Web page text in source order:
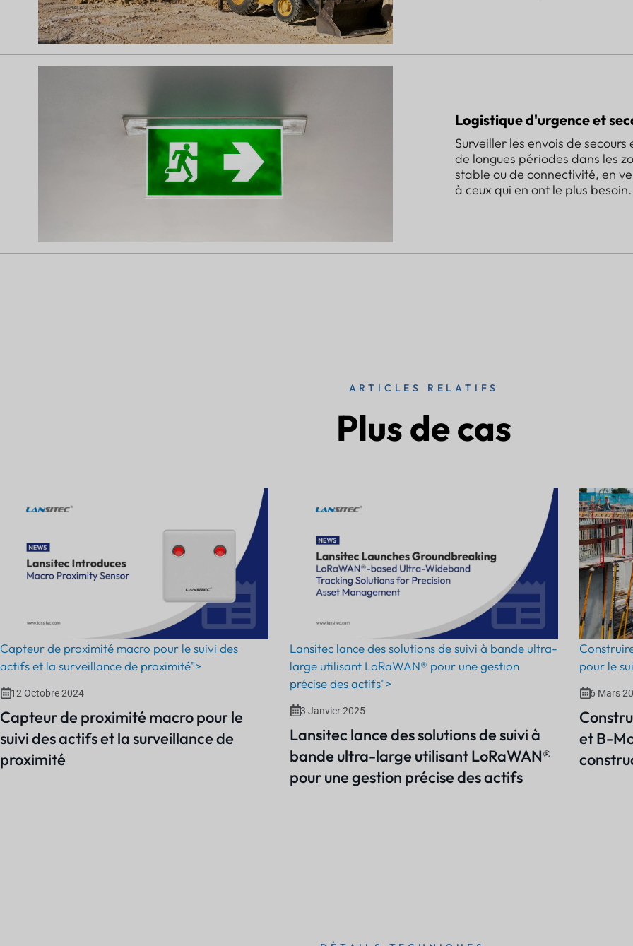
Logistique d'urgence et
Surveiller les envois de
de longues périodes dans les
stable ou de connectivité, en
à ceux qui en ont le plus besoin.
ARTICLES RELATIFS
Plus de cas
Capteur de proximité macro pour le suivi des
actifs et la surveillance de proximité">
12 Octobre 2024
Capteur de proximité macro pour le
suivi des actifs et la surveillance de
proximité
Lansitec lance des solutions de suivi à bande ultra-
large utilisant LoRaWAN® pour une gestion
précise des actifs">
3 Janvier 2025
Lansitec lance des solutions de suivi à
bande ultra-large utilisant LoRaWAN®
pour une gestion précise des actifs
pour le
6 Mars
et B-